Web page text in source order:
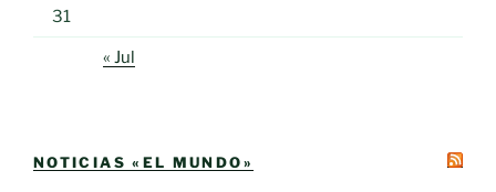
31
« Jul
NOTICIAS «EL MUNDO»